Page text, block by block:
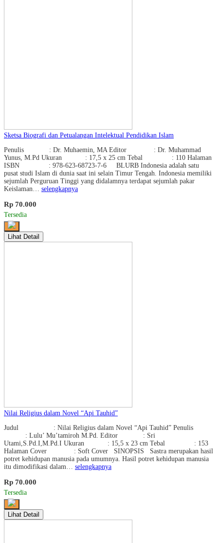
Sketsa Biografi dan Petualangan Intelektual Pendidikan Islam
Penulis : Dr. Muhaemin, MA Editor : Dr. Muhammad
Yunus, M.Pd Ukuran : 17,5 x 25 cm Tebal : 110 Halaman
ISBN : 978-623-68723-7-6 BLURB Indonesia adalah satu
pusat studi Islam di dunia saat ini selain Timur Tengah. Indonesia memiliki
sejumlah Perguruan Tinggi yang didalamnya terdapat sejumlah pakar
Keislaman… selengkapnya
Rp 70.000
Tersedia
Lihat Detail
Nilai Religius dalam Novel “Api Tauhid”
Judul : Nilai Religius dalam Novel “Api Tauhid” Penulis
: Lulu’ Mu’tamiroh M.Pd. Editor : Sri
Utami,S.Pd.I,M.Pd.I Ukuran : 15,5 x 23 cm Tebal : 153
Halaman Cover : Soft Cover SINOPSIS Sastra merupakan hasil
potret kehidupan manusia pada umumnya. Hasil potret kehidupan manusia
itu dimodifikasi dalam… selengkapnya
Rp 70.000
Tersedia
Lihat Detail